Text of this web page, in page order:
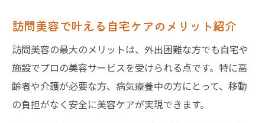
訪問美容で叶える自宅ケアのメリット紹介
訪問美容の最大のメリットは、外出困難な方でも自宅や
施設でプロの美容サービスを受けられる点です。特に高
齢者や介護が必要な方、病気療養中の方にとって、移動
の負担がなく安全に美容ケアが実現できます。